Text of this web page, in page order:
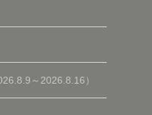
～2026.8.16）